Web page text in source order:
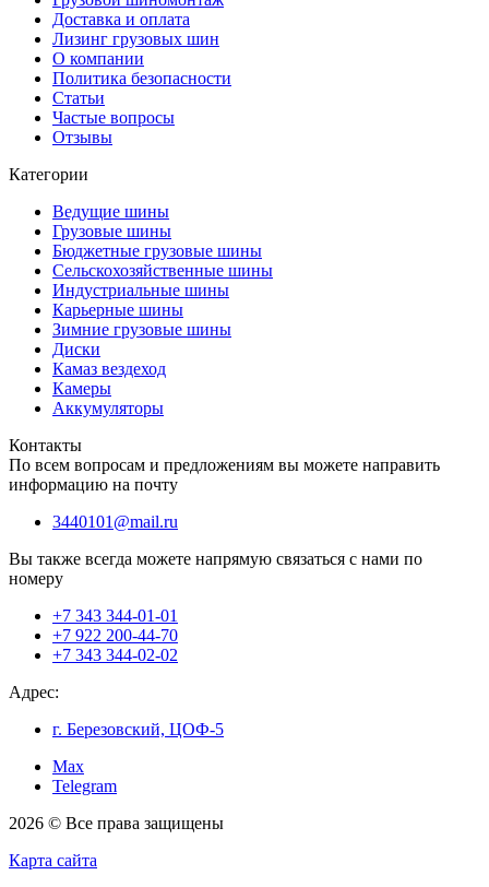
Доставка и оплата
Лизинг грузовых шин
О компании
Политика безопасности
Статьи
Частые вопросы
Отзывы
Категории
Ведущие шины
Грузовые шины
Бюджетные грузовые шины
Сельскохозяйственные шины
Индустриальные шины
Карьерные шины
Зимние грузовые шины
Диски
Камаз вездеход
Камеры
Аккумуляторы
Контакты
По всем вопросам и предложениям вы можете направить
информацию на почту
3440101@mail.ru
Вы также всегда можете напрямую связаться с нами по
номеру
+7 343 344-01-01
+7 922 200-44-70
+7 343 344-02-02
Адрес:
г. Березовский, ЦОФ-5
Max
Telegram
2026 © Все права защищены
Карта сайта